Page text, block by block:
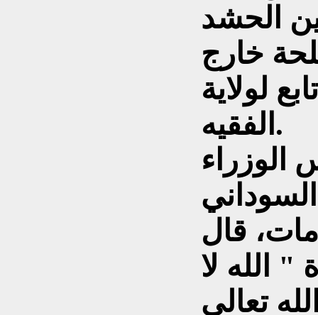
الحشد
خارج
لولاية
الفقيه.
الوزراء
قال
" الله لا
تعالى